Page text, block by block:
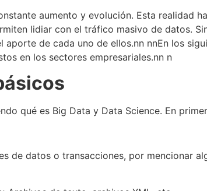
aumento y evolución. Esta realidad
lidiar con el tráfico masivo de datos.
aporte de cada uno de ellos.nn nnEn los
en los sectores empresariales.nn n
qué es Big Data y Data Science. En
de datos o transacciones, por mencionar